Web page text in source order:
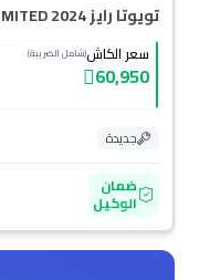
تويوتا رايز LIMITED 2024
سعر الكاش(شامل الضريبة)
60,950
جديدة
ضمان
الوكيل